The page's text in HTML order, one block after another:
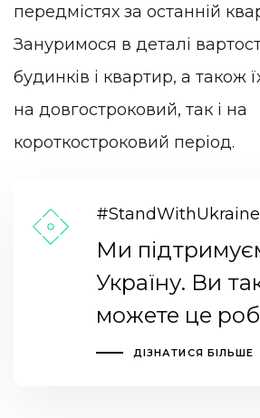
передмістях за останній
Зануримося в деталі
будинків і квартир, а також
на довгостроковий, так і на
короткостроковий період.
#StandWithUkraine
Ми
Україну. Ви
можете це
ДІЗНАТИСЯ БІЛЬШЕ